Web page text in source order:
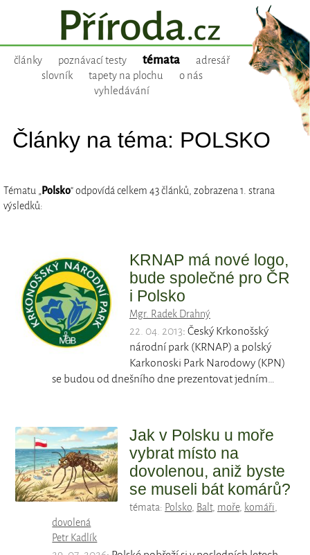
články poznávací testy témata
adresář
slovník
tapety na plochu
o nás
vyhledávání
Články na téma: POLSKO
Tématu „Polsko“ odpovídá celkem 43 článků, zobrazena 1. strana
výsledků:
KRNAP má nové logo,
bude společné pro ČR
i Polsko
Mgr. Radek Drahný
22. 04. 2013: Český Krkonošský
národní park (KRNAP) a polský
Karkonoski Park Narodowy (KPN)
se budou od dnešního dne prezentovat jedním…
Jak v Polsku u moře
vybrat místo na
dovolenou, aniž byste
se museli bát komárů?
témata: Polsko, Balt, moře, komáři,
dovolená
Petr Kadlík